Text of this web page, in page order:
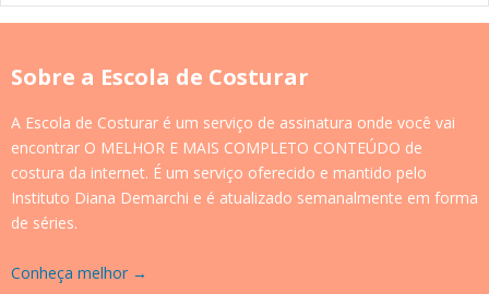
Sobre a Escola de Costurar
A Escola de Costurar é um serviço de assinatura onde você vai
encontrar O MELHOR E MAIS COMPLETO CONTEÚDO de
costura da internet. É um serviço oferecido e mantido pelo
Instituto Diana Demarchi e é atualizado semanalmente em forma
de séries.
Conheça melhor →